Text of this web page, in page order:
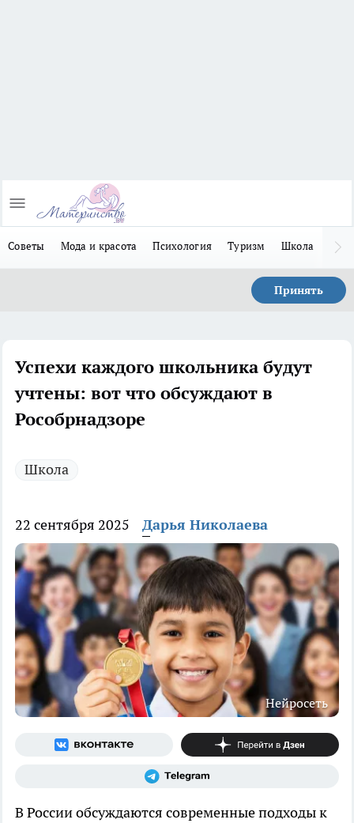
Советы Мода и красота Психология Туризм Школа
Принять
Успехи каждого школьника будут
учтены: вот что обсуждают в
Рособрнадзоре
Школа
22 сентября 2025 Дарья Николаева
Нейросеть
В России обсуждаются современные подходы к